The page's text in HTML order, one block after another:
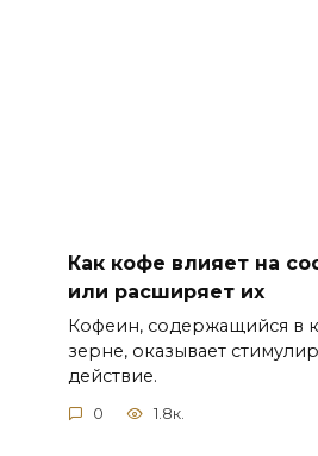
Как кофе влияет на
или расширяет их
Кофеин, содержащийся в
зерне, оказывает
действие.
0 1.8к.